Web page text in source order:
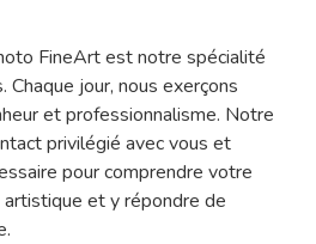
FineArt est notre spécialité
jour, nous exerçons
et professionnalisme. Notre
privilégié avec vous et
pour comprendre votre
et y répondre de